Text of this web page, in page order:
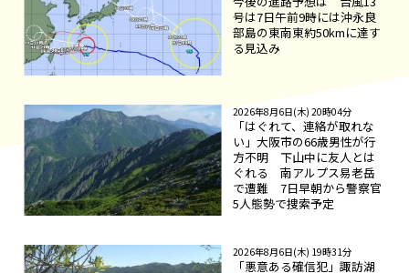
号は7日午前9時には沖永良
部島の東南東約50kmに達す
る見込み
2026年8月6日(木) 20時04分
「はぐれて、連絡が取れな
い」大阪市の66歳男性が行
方不明 下山中に友人とは
ぐれる 南アルプス易老岳
で遭難 7日早朝から警察官
5人態勢で捜索予定
2026年8月6日(木) 19時31分
「悪意ある確信犯」諏訪湖